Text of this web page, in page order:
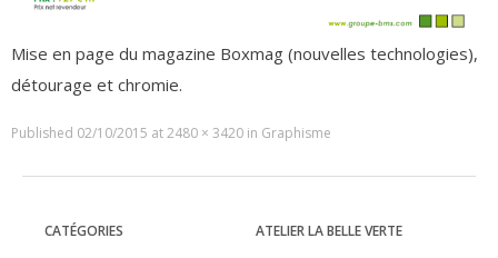
Mise en page du magazine Boxmag (nouvelles technologies),
détourage et chromie.
Published 02/10/2015 at2480 × 3420 in Graphisme
CATÉGORIES ATELIER LA BELLE VERTE